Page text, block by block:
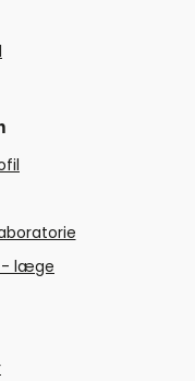
- læge